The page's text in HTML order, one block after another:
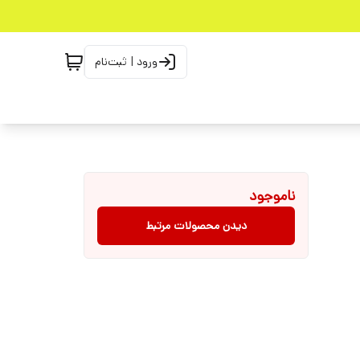
ورود | ثبت‌نام
ناموجود
دیدن محصولات مرتبط